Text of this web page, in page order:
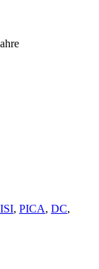
ISI, PICA, DC,